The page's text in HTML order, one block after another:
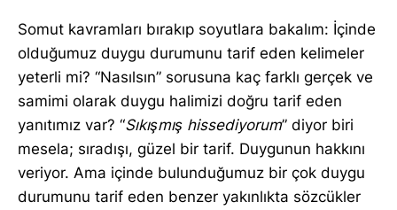
Somut kavramları bırakıp soyutlara bakalım: İçinde
olduğumuz duygu durumunu tarif eden kelimeler
yeterli mi? “Nasılsın” sorusuna kaç farklı gerçek ve
samimi olarak duygu halimizi doğru tarif eden
yanıtımız var? “Sıkışmış hissediyorum” diyor biri
mesela; sıradışı, güzel bir tarif. Duygunun hakkını
veriyor. Ama içinde bulunduğumuz bir çok duygu
durumunu tarif eden benzer yakınlıkta sözcükler